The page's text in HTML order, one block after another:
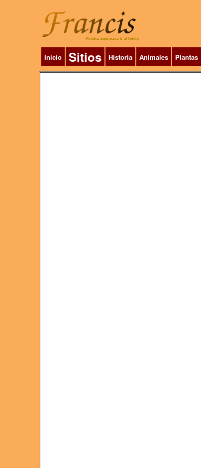
Inicio Sitios Historia Animales Plantas